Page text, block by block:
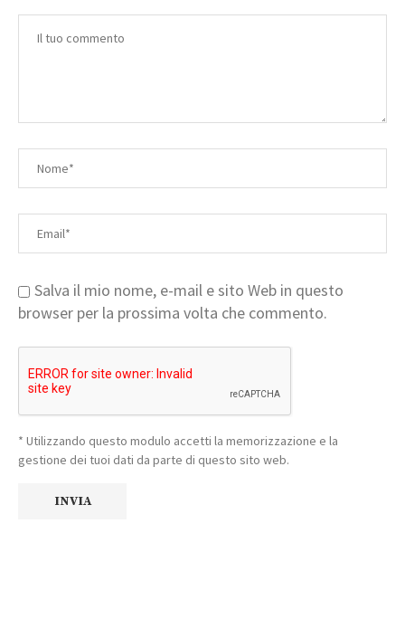
Salva il mio nome, e-mail e sito Web in questo
browser per la prossima volta che commento.
* Utilizzando questo modulo accetti la memorizzazione e la
gestione dei tuoi dati da parte di questo sito web.